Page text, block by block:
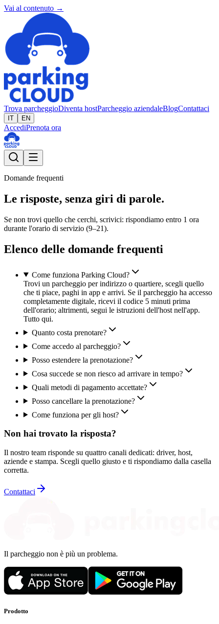
Vai al contenuto →
Trova parcheggioDiventa hostParcheggio aziendaleBlogContattaci
IT EN
AccediPrenota ora
Domande frequenti
Le risposte, senza giri di parole.
Se non trovi quello che cerchi, scrivici: rispondiamo entro 1 ora
durante l'orario di servizio (9–21).
Elenco delle domande frequenti
Come funziona Parking Cloud?
Trovi un parcheggio per indirizzo o quartiere, scegli quello
che ti piace, paghi in app e arrivi. Se il parcheggio ha accesso
completamente digitale, ricevi il codice 5 minuti prima
dell'orario; altrimenti, segui le istruzioni dell'host nell'app.
Tutto qui.
Quanto costa prenotare?
Come accedo al parcheggio?
Posso estendere la prenotazione?
Cosa succede se non riesco ad arrivare in tempo?
Quali metodi di pagamento accettate?
Posso cancellare la prenotazione?
Come funziona per gli host?
Non hai trovato la risposta?
Il nostro team risponde su quattro canali dedicati: driver, host,
aziende e stampa. Scegli quello giusto e ti rispondiamo dalla casella
corretta.
Contattaci
Il parcheggio non è più un problema.
Prodotto